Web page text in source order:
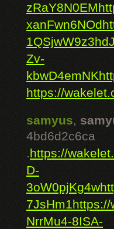
zRaY8N0EM
xanFwn6NOd
1QSjwW9z3hdJ
Zv-
kbwD4emNK
https://
samyus,
4bd6d2c6ca
.https://
D-
3oW0pjKg4w
7JsHm1https://
NrrMu4-8ISA-